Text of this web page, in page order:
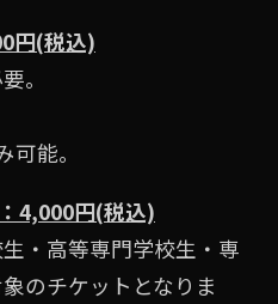
円(税込)
。
能。
4,000円(税込)
・高等専門学校生・専
のチケットとなりま